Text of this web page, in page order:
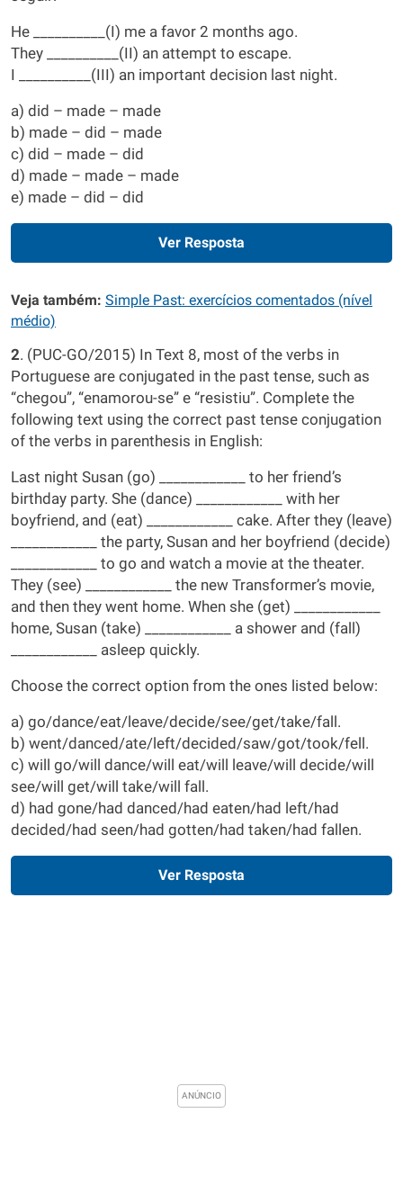
He __________(I) me a favor 2 months ago.
They __________(II) an attempt to escape.
I __________(III) an important decision last night.
a) did – made – made
b) made – did – made
c) did – made – did
d) made – made – made
e) made – did – did
Ver Resposta
Veja também: Simple Past: exercícios comentados (nível
médio)
2. (PUC-GO/2015) In Text 8, most of the verbs in
Portuguese are conjugated in the past tense, such as
“chegou”, “enamorou-se” e “resistiu”. Complete the
following text using the correct past tense conjugation
of the verbs in parenthesis in English:
Last night Susan (go) ____________ to her friend’s
birthday party. She (dance) ____________ with her
boyfriend, and (eat) ____________ cake. After they (leave)
____________ the party, Susan and her boyfriend (decide)
____________ to go and watch a movie at the theater.
They (see) ____________ the new Transformer’s movie,
and then they went home. When she (get) ____________
home, Susan (take) ____________ a shower and (fall)
____________ asleep quickly.
Choose the correct option from the ones listed below:
a) go/dance/eat/leave/decide/see/get/take/fall.
b) went/danced/ate/left/decided/saw/got/took/fell.
c) will go/will dance/will eat/will leave/will decide/will
see/will get/will take/will fall.
d) had gone/had danced/had eaten/had left/had
decided/had seen/had gotten/had taken/had fallen.
Ver Resposta